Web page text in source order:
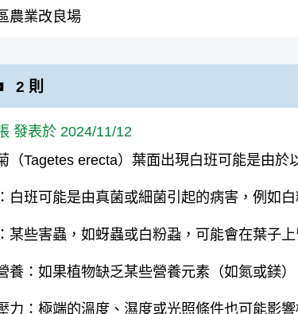
農業改良場
2 則
發表於 2024/11/12
（Tagetes erecta）葉面出現白班可能是由於
白班可能是由真菌或細菌引起的病害，例如
某些害蟲，如蚜蟲或白粉蝨，可能會在葉子
養：如果植物缺乏某些營養元素（如氮或鎂
力：極端的溫度、濕度或光照條件也可能影